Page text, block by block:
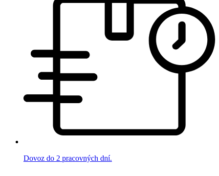
Dovoz do 2 pracovných dní.